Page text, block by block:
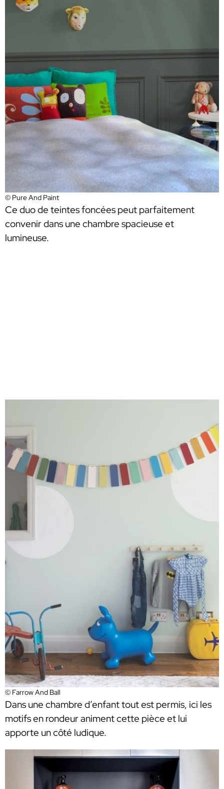
© Pure And Paint
Ce duo de teintes foncées peut parfaitement
convenir dans une chambre spacieuse et
lumineuse.
© Farrow And Ball
Dans une chambre d’enfant tout est permis, ici les
motifs en rondeur animent cette pièce et lui
apporte un côté ludique.